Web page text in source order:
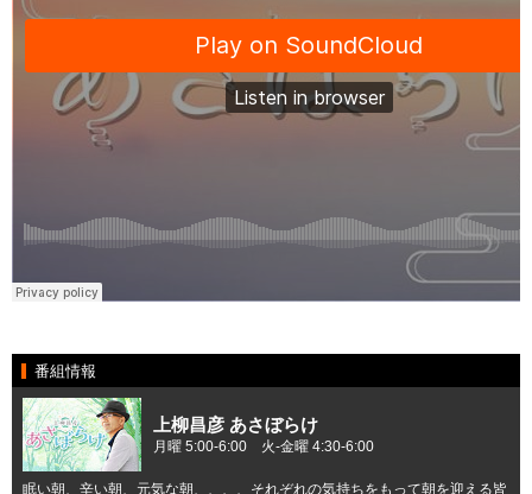
番組情報
上柳昌彦 あさぼらけ
月曜 5:00-6:00 火-金曜 4:30-6:00
眠い朝、辛い朝、元気な朝、、、、それぞれの気持ちをもって朝を迎える皆